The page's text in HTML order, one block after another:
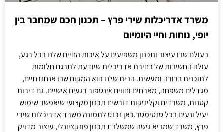
משרד אדריכלות שירי פרץ – תכנון חכם שמחבר בין
יופי, נוחות וחיי היומיום
בעולם שבו עיצוב ותכנון משפיעים על איכות החיים שלנו בכל רגע,
עולה החשיבות של בחירת אדריכלית שיודעת לתרגם חלומות
לתוכנית ברורה ומעשית. הבית שלנו הוא המקום שבו אנחנו חיים,
מגדלים משפחה, מארחים וחווים אינספור רגעים אישיים. גם דירות
קטנות, משרדים וקליניקות דורשים תכנון מקצועי שיאפשר שימוש
יעיל ונעים בכל סנטימטר.כאן נכנס לתמונה משרד אדריכלות שירי
פרץ, משרד שמביא גישה שמשלבת תכנון פונקציונלי, עיצוב מדויק